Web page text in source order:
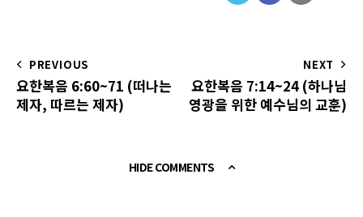
PREVIOUS
요한복음 6:60~71 (떠나는
제자, 따르는 제자)
NEXT
요한복음 7:14~24 (하나님
영광을 위한 예수님의 교훈)
HIDE COMMENTS